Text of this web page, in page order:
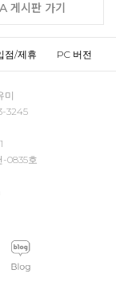
게시판 가기
점/제휴 PC 버전
미
3245
-0835호